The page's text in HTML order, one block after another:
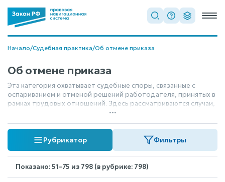
Начало/Судебная практика/Об отмене приказа
Об отмене приказа
Эта категория охватывает судебные споры, связанные с
оспариванием и отменой решений работодателя, принятых в
рамках трудовых отношений. Здесь рассматриваются случаи,
когда работник обжалует приказы, касающиеся прекращения
трудового договора, наложения дисциплинарных взысканий
или самого акта увольнения. Суть спора — проверка
законности и обоснованности действий руководства.
...
Рубрикатор Фильтры
Показано: 51–75 из 798 (в рубрике: 798)